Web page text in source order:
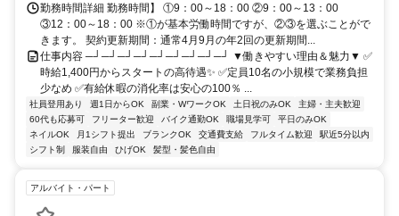
勤務時間詳細 勤務時間】 ①9：00～18：00 ②9：00～13：00
③12：00～18：00 ※①が基本労働時間ですが、②③を選ぶことがで
きます。 契約更新期間：通常4月9月の年2回の更新期間...
仕事内容 ─┘─┘─┘─┘─┘─┘─┘─┘─┘ ▼働きやすい理由＆魅力▼ ✅
時給1,400円からスタートの高待遇✨ ✅定員10名の小規模で業務負担
少なめ ✅有給休暇の消化率は安心の100％ ...
社員登用あり 週1日からOK 副業・WワークOK 土日祝のみOK
主婦・主夫歓迎
60代も応募可
フリーター歓迎 バイク通勤OK 職場見学可
平日のみOK
ネイルOK
月1シフト提出 ブランクOK 交通費支給 フルタイム歓迎
駅近5分以内
シフト制
服装自由 ひげOK 髪型・髪色自由
アルバイト・パート